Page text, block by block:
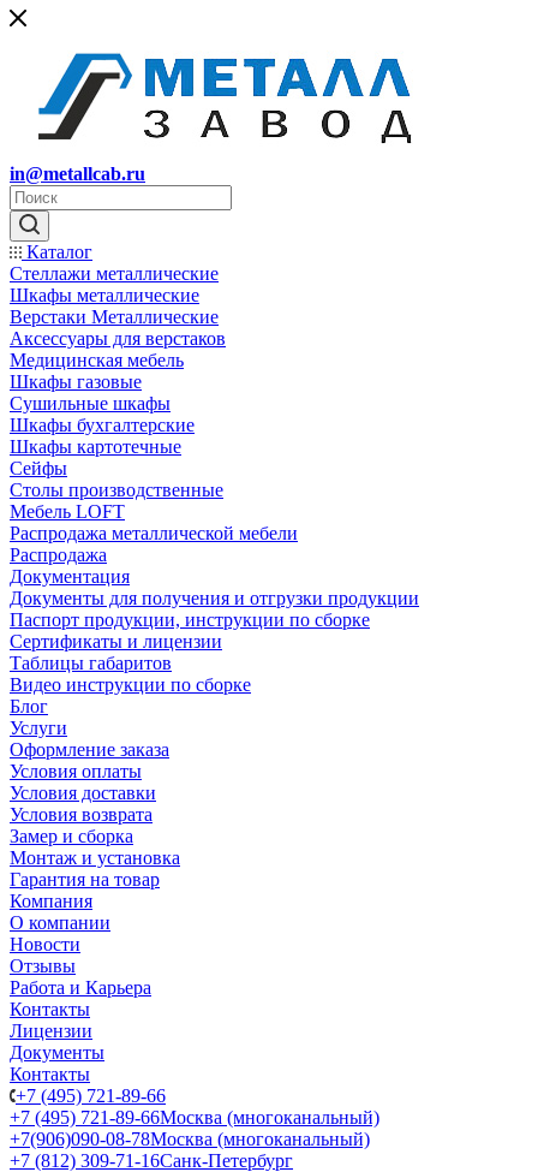
in@metallcab.ru
Каталог
Стеллажи металлические
Шкафы металлические
Верстаки Металлические
Аксессуары для верстаков
Медицинская мебель
Шкафы газовые
Сушильные шкафы
Шкафы бухгалтерские
Шкафы картотечные
Сейфы
Столы производственные
Мебель LOFT
Распродажа металлической мебели
Распродажа
Документация
Документы для получения и отгрузки продукции
Паспорт продукции, инструкции по сборке
Сертификаты и лицензии
Таблицы габаритов
Видео инструкции по сборке
Блог
Услуги
Оформление заказа
Условия оплаты
Условия доставки
Условия возврата
Замер и сборка
Монтаж и установка
Гарантия на товар
Компания
О компании
Новости
Отзывы
Работа и Карьера
Контакты
Лицензии
Документы
Контакты
+7 (495) 721-89-66
+7 (495) 721-89-66Москва (многоканальный)
+7(906)090-08-78Москва (многоканальный)
+7 (812) 309-71-16Санк-Петербург